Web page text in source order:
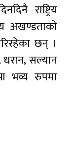
राष्ट्रिय
अखण्डताको
छन् ।
धरान, सल्यान
भव्य रुपमा